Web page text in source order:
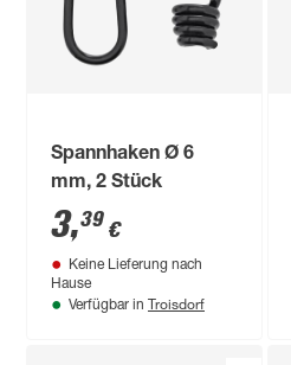
Spannhaken Ø 6
mm, 2 Stück
3,39 €
Keine Lieferung nach
Hause
Verfügbar in Troisdorf